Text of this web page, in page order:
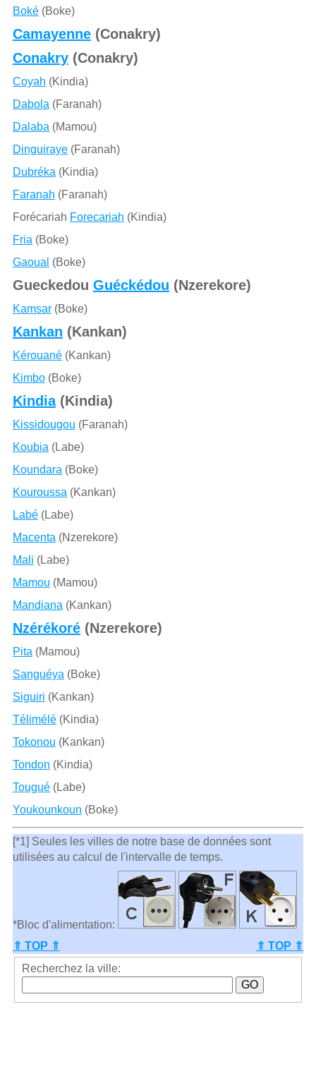
Boké(Boke)
Camayenne(Conakry)
Conakry(Conakry)
Coyah (Kindia)
Dabola (Faranah)
Dalaba (Mamou)
Dinguiraye(Faranah)
Dubréka (Kindia)
Faranah (Faranah)
Forécariah Forecariah (Kindia)
Fria (Boke)
Gaoual (Boke)
Gueckedou Guéckédou (Nzerekore)
Kamsar(Boke)
Kankan (Kankan)
Kérouané(Kankan)
Kimbo(Boke)
Kindia(Kindia)
Kissidougou (Faranah)
Koubia (Labe)
Koundara (Boke)
Kouroussa (Kankan)
Labé(Labe)
Macenta (Nzerekore)
Mali (Labe)
Mamou (Mamou)
Mandiana (Kankan)
Nzérékoré(Nzerekore)
Pita (Mamou)
Sanguéya (Boke)
Siguiri (Kankan)
Télimélé(Kindia)
Tokonou (Kankan)
Tondon (Kindia)
Tougué(Labe)
Youkounkoun (Boke)
[*1] Seules les villes de notre base de données sont
utilisées au calcul de l'intervalle de temps.
*Bloc d'alimentation:
⇑ TOP ⇑
⇑ TOP ⇑
Recherchez la ville: